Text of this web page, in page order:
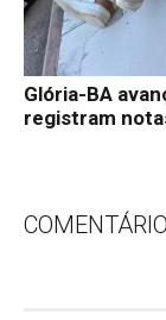
Glória-BA
registram